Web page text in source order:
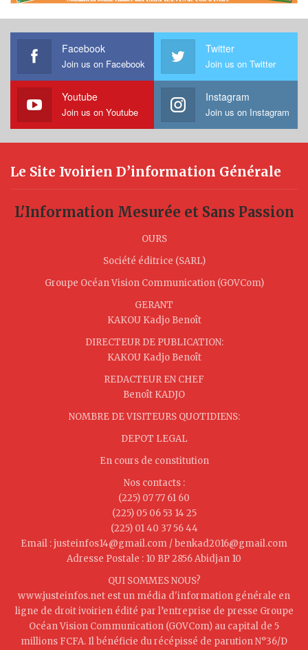
Facebook
Join us on Facebook
Twitter
Join us on Twitter
Youtube
Join us on Youtube
Instagram
Join us on Instagram
Le Site Ivoirien D’information Générale
L'Information Mesurée et Sans Passion
OURS
Société éditrice (SARL)
Groupe Océan Vision Communication (GOVCom)
GERANT
KAKOU Kadjo Benoît
DIRECTEUR DE PUBLICATION:
KAKOU Kadjo Benoît
REDACTEUR EN CHEF
Benoît KADJO
NOMBRE DE VISITEURS QUOTIDIENS:
DEPOT LEGAL
En cours de constitution
Nos contacts :
(225) 07 77 61 60
(225) 05 06 53 14 25
(225) 01 40 37 56 44
Email : justeinfos14@gmail.com / benkad2016@gmail.com
Adresse Postale : 10 BP 2856 Abidjan 10
QUI SOMMES NOUS?
www.justeinfos.net est un média d'information générale en
ligne de droit ivoirien édité par l’entreprise de presse Groupe
Océan Vision Communication (GOVCom) au capital de 5
millions FCFA. Il bénéficie du récépissé de parution N°36/D